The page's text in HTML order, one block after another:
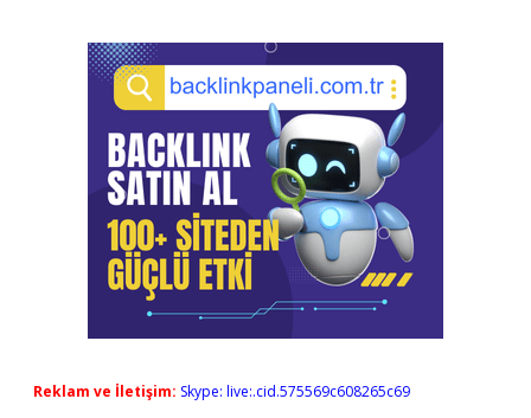
Reklam ve İletişim: Skype: live:.cid.575569c608265c69